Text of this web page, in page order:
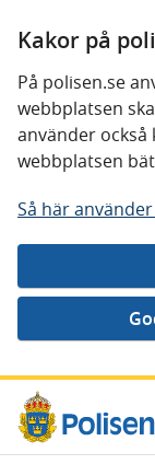
Kakor på
På polisen.se
webbplatsen
använder
webbplatsen
Så här
Gå direkt till